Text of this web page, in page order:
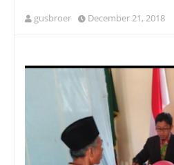
gusbroer December 21, 2018